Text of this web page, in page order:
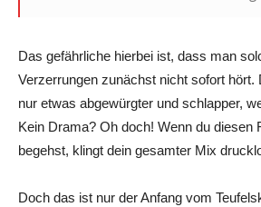
Das gefährliche hierbei ist, dass man
Verzerrungen zunächst nicht sofort hört.
nur etwas abgewürgter und schlapper,
Kein Drama? Oh doch! Wenn du diesen
begehst, klingt dein gesamter Mix
Doch das ist nur der Anfang vom